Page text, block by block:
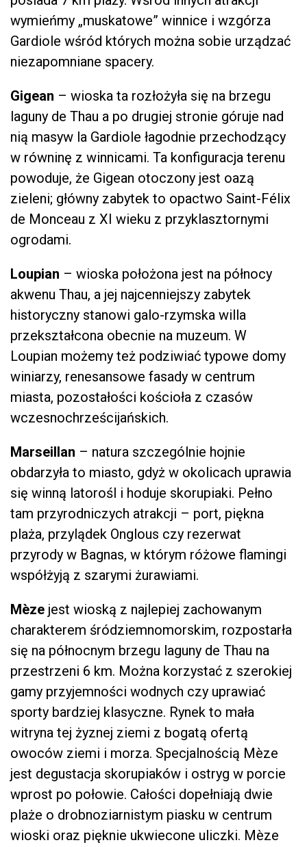
wymieńmy „muskatowe” winnice i wzgórza
Gardiole wśród których można sobie urządzać
niezapomniane spacery.
Gigean – wioska ta rozłożyła się na brzegu
laguny de Thau a po drugiej stronie góruje nad
nią masyw la Gardiole łagodnie przechodzący
w równinę z winnicami. Ta konfiguracja terenu
powoduje, że Gigean otoczony jest oazą
zieleni; główny zabytek to opactwo Saint-Félix
de Monceau z XI wieku z przyklasztornymi
ogrodami.
Loupian – wioska położona jest na północy
akwenu Thau, a jej najcenniejszy zabytek
historyczny stanowi galo-rzymska willa
przekształcona obecnie na muzeum. W
Loupian możemy też podziwiać typowe domy
winiarzy, renesansowe fasady w centrum
miasta, pozostałości kościoła z czasów
wczesnochrześcijańskich.
Marseillan – natura szczególnie hojnie
obdarzyła to miasto, gdyż w okolicach uprawia
się winną latorośl i hoduje skorupiaki. Pełno
tam przyrodniczych atrakcji – port, piękna
plaża, przylądek Onglous czy rezerwat
przyrody w Bagnas, w którym różowe flamingi
współżyją z szarymi żurawiami.
Mèze jest wioską z najlepiej zachowanym
charakterem śródziemnomorskim, rozpostarła
się na północnym brzegu laguny de Thau na
przestrzeni 6 km. Można korzystać z szerokiej
gamy przyjemności wodnych czy uprawiać
sporty bardziej klasyczne. Rynek to mała
witryna tej żyznej ziemi z bogatą ofertą
owoców ziemi i morza. Specjalnością Mèze
jest degustacja skorupiaków i ostryg w porcie
wprost po połowie. Całości dopełniają dwie
plaże o drobnoziarnistym piasku w centrum
wioski oraz pięknie ukwiecone uliczki. Mèze